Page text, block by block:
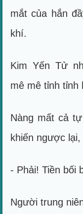
mắt của hắn
khí.
Kim Yến Tử
mê mê tỉnh tỉnh
Nàng mất cả
khiến ngược
- Phải! Tiền bối
Người trung